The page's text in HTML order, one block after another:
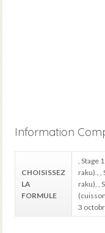
Information
CHOISISSEZ
LA
FORMULE
, Stage
raku)., ,
raku), ,
3